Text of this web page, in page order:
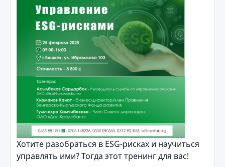
Хотите разобраться в ESG-рисках и научиться
управлять ими? Тогда этот тренинг для вас!